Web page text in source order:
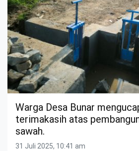
Warga Desa Bunar
terimakasih atas
sawah.
31 Juli 2025, 10:41 am